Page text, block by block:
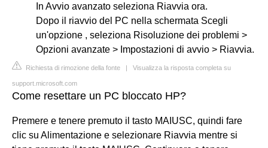
In Avvio avanzato seleziona Riavvia ora.
Dopo il riavvio del PC nella schermata Scegli
un'opzione , seleziona Risoluzione dei problemi >
Opzioni avanzate > Impostazioni di avvio > Riavvia.
Richiesta di rimozione della fonte | Visualizza la risposta completa su
support.microsoft.com
Come resettare un PC bloccato HP?
Premere e tenere premuto il tasto MAIUSC, quindi fare
clic su Alimentazione e selezionare Riavvia mentre si